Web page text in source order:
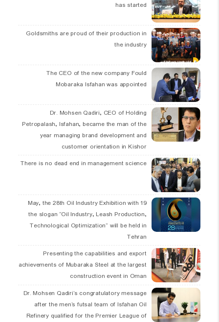
has started
Goldsmiths are proud of their production in
the industry
The CEO of the new company Fould
Mobaraka Isfahan was appointed
Dr. Mohsen Qadiri, CEO of Holding
Petropalash, Isfahan, became the man of the
year managing brand development and
customer orientation in Kishor
There is no dead end in management science
19 May, the 28th Oil Industry Exhibition with
the slogan “Oil Industry, Leash Production,
Technological Optimization” will be held in
Tehran
Presenting the capabilities and export
achievements of Mubaraka Steel at the largest
construction event in Oman
Dr. Mohsen Qadiri’s congratulatory message
after the men’s futsal team of Isfahan Oil
Refinery qualified for the Premier League of